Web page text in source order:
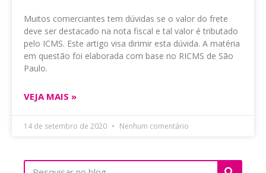
Muitos comerciantes tem dúvidas se o valor do frete
deve ser destacado na nota fiscal e tal valor é tributado
pelo ICMS. Este artigo visa dirimir esta dúvida. A matéria
em questão foi elaborada com base no RICMS de São
Paulo.
VEJA MAIS »
14 de setembro de 2020 Nenhum comentário